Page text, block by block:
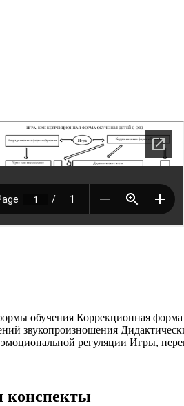
обучения Коррекционная
звукопроизношения
регуляции Игры,
конспекты